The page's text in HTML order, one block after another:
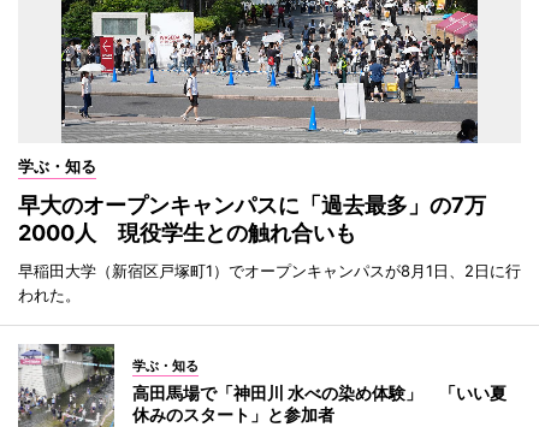
学ぶ・知る
早大のオープンキャンパスに「過去最多」の7万
2000人 現役学生との触れ合いも
早稲田大学（新宿区戸塚町1）でオープンキャンパスが8月1日、2日に行
われた。
学ぶ・知る
高田馬場で「神田川 水べの染め体験」 「いい夏
休みのスタート」と参加者